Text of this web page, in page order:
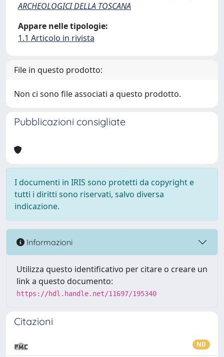
ARCHEOLOGICI DELLA TOSCANA
Appare nelle tipologie:
1.1 Articolo in rivista
File in questo prodotto:
Non ci sono file associati a questo prodotto.
Pubblicazioni consigliate
I documenti in IRIS sono protetti da copyright e
tutti i diritti sono riservati, salvo diversa
indicazione.
Informazioni
Utilizza questo identificativo per citare o creare un
link a questo documento:
https://hdl.handle.net/11697/195340
Citazioni
ND